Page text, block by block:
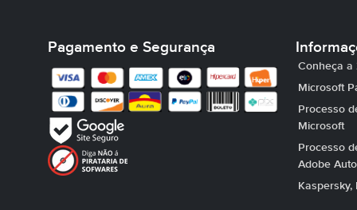
Pagamento e Segurança
Conheça a
Microsoft
Processo
Microsoft
Processo
Adobe
Kaspersky,